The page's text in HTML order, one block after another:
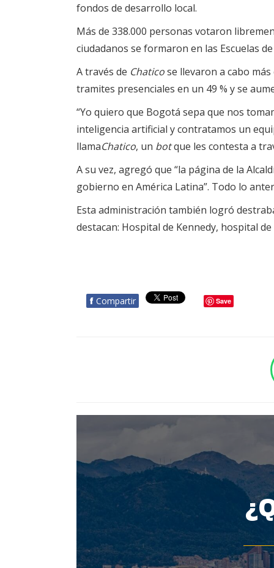
fondos de desarrollo local.
Más de 338.000 personas votaron
ciudadanos se formaron en las Escuelas
A través de Chaticose llevaron a cabo
tramites presenciales en un 49 % y se
“Yo quiero que Bogotá sepa que nos
inteligencia artificial y contratamos un
llamaChatico, un botque les contesta a
A su vez, agregó que “la página de la
gobierno en América Latina”. Todo lo
Esta administración también logró
destacan: Hospital de Kennedy, hospital
f Compartir Save